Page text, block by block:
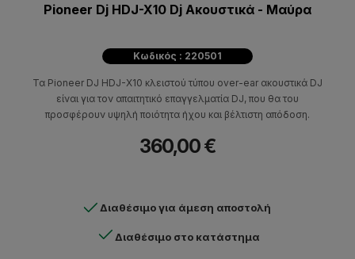
Pioneer Dj HDJ-X10 Dj Aκουστικά - Μαύρα
Κωδικός : 220501
Τα Pioneer DJ HDJ-X10 κλειστού τύπου over-ear ακουστικά DJ
είναι για τον απαιτητικό επαγγελματία DJ, που θα του
προσφέρουν υψηλή ποιότητα ήχου και βέλτιστη απόδοση.
360,00 €
Διαθέσιμο για άμεση αποστολή
Διαθέσιμο στο κατάστημα